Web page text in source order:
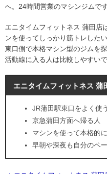
へ。24時間営業のマシンジムです
エニタイムフィットネス 蒲田店
ンを使ってしっかり筋トレした
東口側で本格マシン型のジムを
活動線に入る人は比較しやすいで
エニタイムフィットネス 蒲
JR蒲田駅東口をよく使
京急蒲田方面へ帰る人
マシンを使って本格的
早朝や深夜も自分のペ